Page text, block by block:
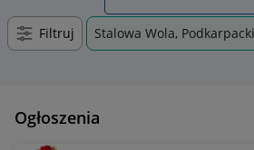
Filtruj Stalowa Wola,
Ogłoszenia